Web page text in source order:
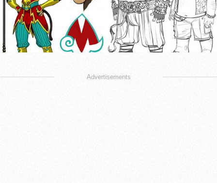
Advertisements